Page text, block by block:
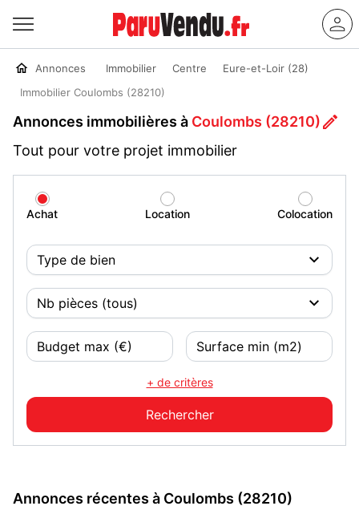
Annonces Immobilier Centre
Eure-et-Loir (28)
Immobilier Coulombs (28210)
Annonces immobilières à Coulombs (28210)
Tout pour votre projet immobilier
Achat Location Colocation
+ de critères
Annonces récentes à Coulombs (28210)